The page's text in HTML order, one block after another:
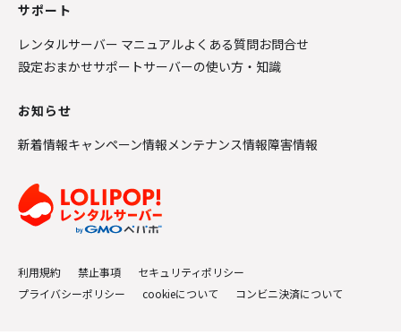
サポート
レンタルサーバー マニュアルよくある質問お問合せ
設定おまかせサポートサーバーの使い方・知識
お知らせ
新着情報キャンペーン情報メンテナンス情報障害情報
利用規約 禁止事項
セキュリティポリシー
プライバシーポリシー
cookieについて コンビニ決済について